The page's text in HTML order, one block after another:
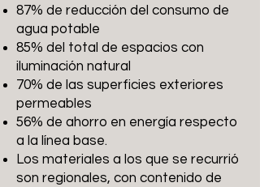
87% de reducción del consumo de
agua potable
85% del total de espacios con
iluminación natural
70% de las superficies exteriores
permeables
56% de ahorro en energía respecto
a la línea base.
Los materiales a los que se recurrió
son regionales, con contenido de